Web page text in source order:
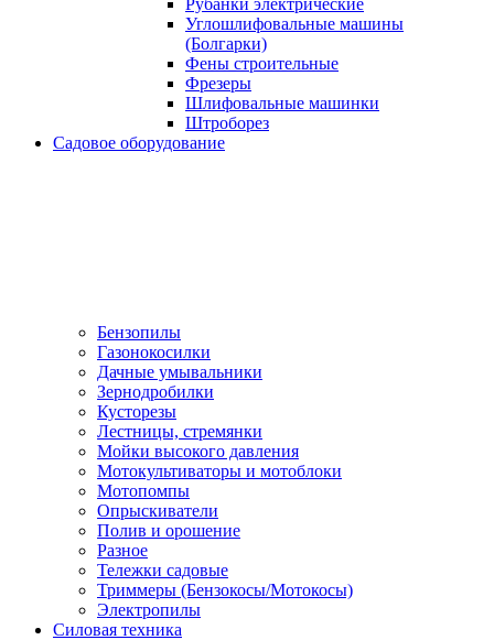
Рубанки электрические
Углошлифовальные машины
(Болгарки)
Фены строительные
Фрезеры
Шлифовальные машинки
Штроборез
Садовое оборудование
Бензопилы
Газонокосилки
Дачные умывальники
Зернодробилки
Кусторезы
Лестницы, стремянки
Мойки высокого давления
Мотокультиваторы и мотоблоки
Мотопомпы
Опрыскиватели
Полив и орошение
Разное
Тележки садовые
Триммеры (Бензокосы/Мотокосы)
Электропилы
Силовая техника